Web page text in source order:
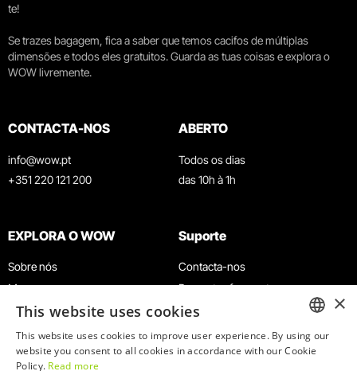
te!
Se trazes bagagem, fica a saber que temos cacifos de múltiplas
dimensões e todos eles gratuitos. Guarda as tuas coisas e explora o
WOW livremente.
CONTACTA-NOS
info@wow.pt
+351 220 121 200
ABERTO
Todos os dias
das 10h à 1h
EXPLORA O WOW
Sobre nós
Museus
Agenda
Notícias
Restaurantes
Suporte
Contacta-nos
Perguntas frequentes
Termos e Condições
Política de privacidade e cookies
Trabalha connosco
ENGLISH
×
This website uses cookies
This website uses cookies to improve user experience. By using our
website you consent to all cookies in accordance with our Cookie
Policy. Read more